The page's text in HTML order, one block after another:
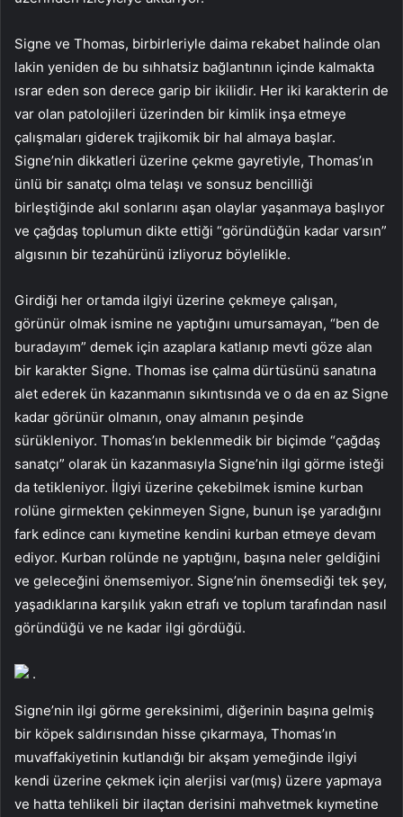
Signe ve Thomas, birbirleriyle daima rekabet halinde olan
lakin yeniden de bu sıhhatsiz bağlantının içinde kalmakta
ısrar eden son derece garip bir ikilidir. Her iki karakterin de
var olan patolojileri üzerinden bir kimlik inşa etmeye
çalışmaları giderek trajikomik bir hal almaya başlar.
Signe’nin dikkatleri üzerine çekme gayretiyle, Thomas’ın
ünlü bir sanatçı olma telaşı ve sonsuz bencilliği
birleştiğinde akıl sonlarını aşan olaylar yaşanmaya başlıyor
ve çağdaş toplumun dikte ettiği “göründüğün kadar varsın”
algısının bir tezahürünü izliyoruz böylelikle.
Girdiği her ortamda ilgiyi üzerine çekmeye çalışan,
görünür olmak ismine ne yaptığını umursamayan, “ben de
buradayım” demek için azaplara katlanıp mevti göze alan
bir karakter Signe. Thomas ise çalma dürtüsünü sanatına
alet ederek ün kazanmanın sıkıntısında ve o da en az Signe
kadar görünür olmanın, onay almanın peşinde
sürükleniyor. Thomas’ın beklenmedik bir biçimde “çağdaş
sanatçı” olarak ün kazanmasıyla Signe’nin ilgi görme isteği
da tetikleniyor. İlgiyi üzerine çekebilmek ismine kurban
rolüne girmekten çekinmeyen Signe, bunun işe yaradığını
fark edince canı kıymetine kendini kurban etmeye devam
ediyor. Kurban rolünde ne yaptığını, başına neler geldiğini
ve geleceğini önemsemiyor. Signe’nin önemsediği tek şey,
yaşadıklarına karşılık yakın etrafı ve toplum tarafından nasıl
göründüğü ve ne kadar ilgi gördüğü.
.
Signe’nin ilgi görme gereksinimi, diğerinin başına gelmiş
bir köpek saldırısından hisse çıkarmaya, Thomas’ın
muvaffakiyetinin kutlandığı bir akşam yemeğinde ilgiyi
kendi üzerine çekmek için alerjisi var(mış) üzere yapmaya
ve hatta tehlikeli bir ilaçtan derisini mahvetmek kıymetine